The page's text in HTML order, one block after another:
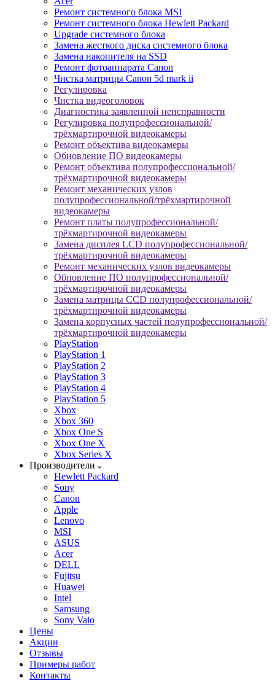
Ремонт системного блока MSI
Ремонт системного блока Hewlett Packard
Upgrade системного блока
Замена жесткого диска системного блока
Замена накопителя на SSD
Ремонт фотоаппарата Canon
Чистка матрицы Canon 5d mark ii
Регулировка
Чистка видеоголовок
Диагностика заявленной неисправности
Регулировка полупрофессиональной/
трёхмартирочной видеокамеры
Ремонт объектива видеокамеры
Обновление ПО видеокамеры
Ремонт объектива полупрофессиональной/
трёхмартирочной видеокамеры
Ремонт механических узлов
полупрофессиональной/трёхмартирочной
видеокамеры
Ремонт платы полупрофессиональной/
трёхмартирочной видеокамеры
Замена дисплея LCD полупрофессиональной/
трёхмартирочной видеокамеры
Ремонт механических узлов видеокамеры
Обновление ПО полупрофессиональной/
трёхмартирочной видеокамеры
Замена матрицы CCD полупрофессиональной/
трёхмартирочной видеокамеры
Замена корпусных частей полупрофессиональной/
трёхмартирочной видеокамеры
PlayStation
PlayStation 1
PlayStation 2
PlayStation 3
PlayStation 4
PlayStation 5
Xbox
Xbox 360
Xbox One S
Xbox One X
Xbox Series X
Производители
Hewlett Packard
Sony
Canon
Apple
Lenovo
MSI
ASUS
Acer
DELL
Fujitsu
Huawei
Intel
Samsung
Sony Vaio
Цены
Акции
Отзывы
Примеры работ
Контакты